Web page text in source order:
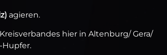
agieren.
hier in Altenburg/ Gera/
Hupfer.